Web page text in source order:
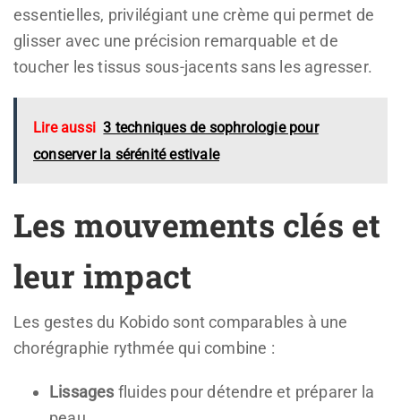
essentielles, privilégiant une crème qui permet de
glisser avec une précision remarquable et de
toucher les tissus sous-jacents sans les agresser.
Lire aussi 3 techniques de sophrologie pour
conserver la sérénité estivale
Les mouvements clés et
leur impact
Les gestes du Kobido sont comparables à une
chorégraphie rythmée qui combine :
Lissages fluides pour détendre et préparer la